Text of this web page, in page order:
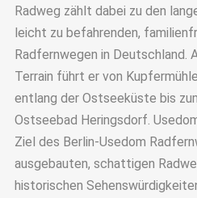
Radweg zählt dabei zu den
leicht zu befahrenden,
Radfernwegen in Deutschland.
Terrain führt er von
entlang der Ostseeküste bis
Ostseebad Heringsdorf.
Ziel des Berlin-Usedom
ausgebauten, schattigen
historischen